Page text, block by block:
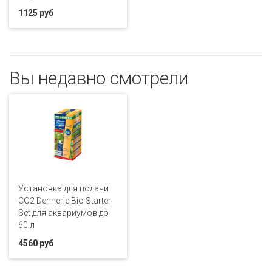
1125 руб
Вы недавно смотрели
Установка для подачи
СО2 Dennerle Bio Starter
Set для аквариумов до
60 л
4560 руб